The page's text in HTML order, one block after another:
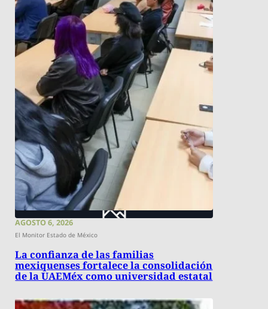
AGOSTO 6, 2026
El Monitor Estado de México
La confianza de las familias
mexiquenses fortalece la consolidación
de la UAEMéx como universidad estatal